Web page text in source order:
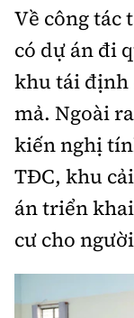
Về công tác
có dự án đi
khu tái định
mả. Ngoài
kiến nghị
TĐC, khu
án triển
cư cho